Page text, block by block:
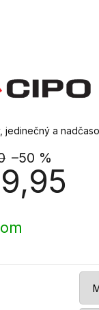
–50 %
jedinečný a